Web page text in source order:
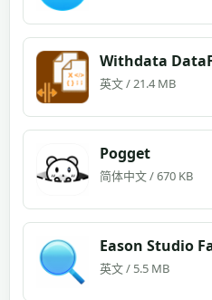
Withdata
英文 / 21.4 MB
Pogget
简体中文 / 670 KB
Eason Studio
英文 / 5.5 MB